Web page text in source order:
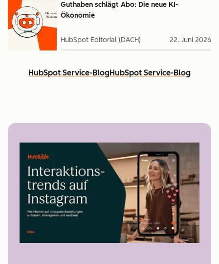
Guthaben schlägt Abo: Die neue KI-
Ökonomie
HubSpot Editorial (DACH) 22. Juni 2026
HubSpot Service-BlogHubSpot Service-Blog